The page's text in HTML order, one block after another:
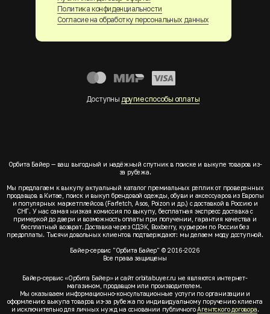
Политика конфиденциальности
Согласие на обработку персональных данных
Доступны другие способы оплаты
Орбита Байер — ваш выгодный и надёжный спутник в поиске и выкупе товаров из-
за рубежа.
Мы предлагаем к выкупу актуальный каталог премиальных реплик от проверенных
продавцов в Китае, поиск и выкуп брендовой одежды, обуви и аксессуаров из Европы
и популярных маркетплейсов (Farfetch, Asos, Poizon и др.) с доставкой в Россию и
СНГ. У нас самая низкая комиссия по выкупу, бесплатная экспресс доставка с
примеркой до двери и возможность оплаты при получении, гарантия качества и
бесплатный возврат. Доставка через СДЭК, Boxberry, курьером по России без
предоплаты. Тысячи довольных клиентов подтверждают: мы делаем моду доступной.
Байер-сервис "Орбита Байер" © 2016-2026
Все права защищены
Байер-сервис «Орбита Байер» и сайт orbitabuyer.ru не являются интернет-
магазином, продавцом или производителем.
Мы оказываем информационно-консультационные услуги по организации и
оформлению выкупа товаров из-за рубежа по индивидуальному поручению клиента
и исключительно для личных нужд на основании публичногоАгентского договора.